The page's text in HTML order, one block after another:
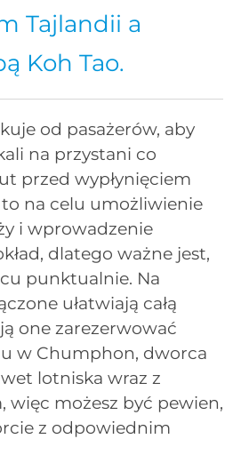
Tajlandii a
Koh Tao.
od pasażerów, aby
na przystani co
przed wypłynięciem
na celu umożliwienie
i wprowadzenie
dlatego ważne jest,
punktualnie. Na
ułatwiają całą
one zarezerwować
w Chumphon, dworca
lotniska wraz z
więc możesz być pewien,
z odpowiednim